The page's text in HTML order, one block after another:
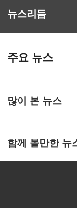
뉴스리듬
주요 뉴스
많이 본 뉴스
함께 볼만한 뉴